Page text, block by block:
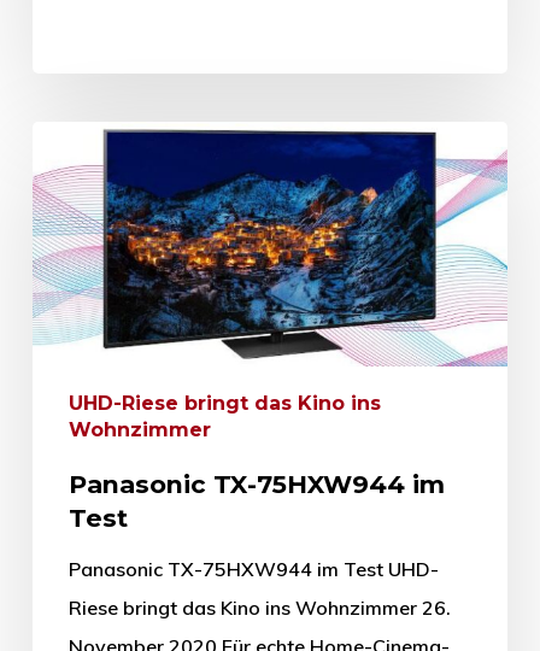
UHD-Riese bringt das Kino ins
Wohnzimmer
Panasonic TX-75HXW944 im
Test
Panasonic TX-75HXW944 im Test UHD-
Riese bringt das Kino ins Wohnzimmer 26.